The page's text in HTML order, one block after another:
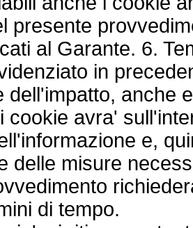
presente
al Garante. 6.
in
dell'impatto, anche
cookie avra'
e,
delle misure
di tempo.